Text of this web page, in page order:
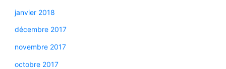
janvier 2018
décembre 2017
novembre 2017
octobre 2017